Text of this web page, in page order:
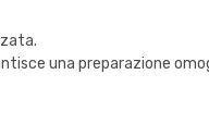
una preparazione